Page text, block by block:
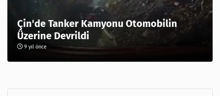
Çin'de Tanker Kamyonu Otomobilin
Üzerine Devrildi
9 yıl önce